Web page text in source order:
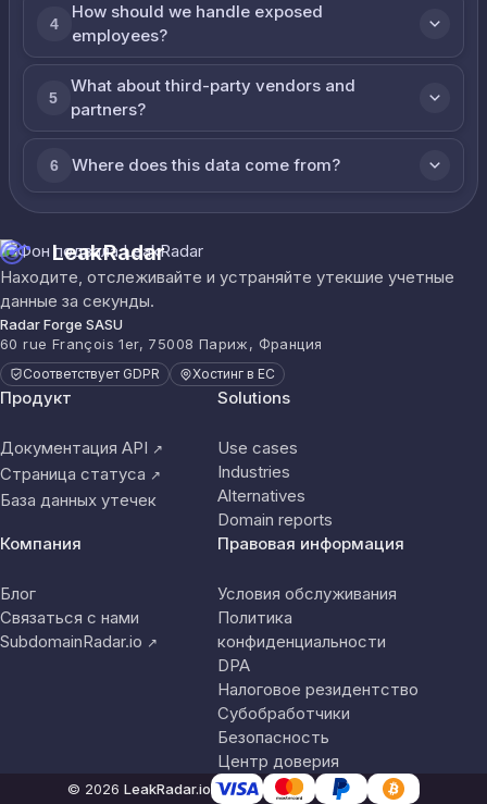
4
How should we handle exposed
employees?
5
What about third-party vendors and
partners?
6 Where does this data come from?
LeakRadar
Находите, отслеживайте и устраняйте утекшие учетные
данные за секунды.
Radar Forge SASU
60 rue François 1er, 75008 Париж, Франция
Соответствует GDPR Хостинг в ЕС
Продукт
Документация API ↗
Страница статуса ↗
База данных утечек
Solutions
Use cases
Industries
Alternatives
Domain reports
Компания
Блог
Связаться с нами
SubdomainRadar.io ↗
Правовая информация
Условия обслуживания
Политика
конфиденциальности
DPA
Налоговое резидентство
Субобработчики
Безопасность
Центр доверия
© 2026 LeakRadar.io